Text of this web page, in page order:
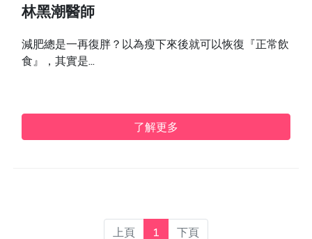
林黑潮醫師
減肥總是一再復胖？以為瘦下來後就可以恢復『正常飲
食』，其實是...
了解更多
上頁 1 下頁